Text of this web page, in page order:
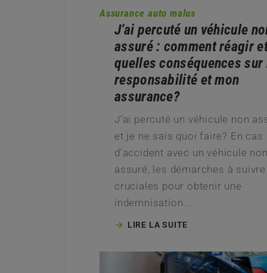
Assurance auto malus
J’ai percuté un véhicule
assuré : comment réagir
quelles conséquences sur
responsabilité et mon
assurance?
J’ai percuté un véhicule non
et je ne sais quoi faire? En cas
d’accident avec un véhicule non
assuré, les démarches à
cruciales pour obtenir une
indemnisation….
LIRE LA SUITE